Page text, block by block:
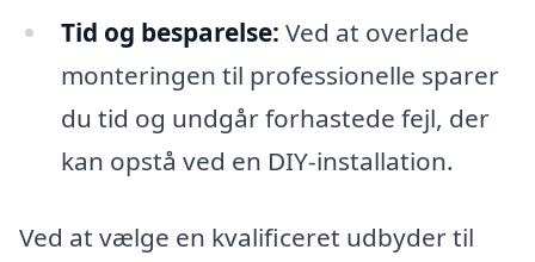
Tid og besparelse: Ved at overlade
monteringen til professionelle sparer
du tid og undgår forhastede fejl, der
kan opstå ved en DIY-installation.
Ved at vælge en kvalificeret udbyder til